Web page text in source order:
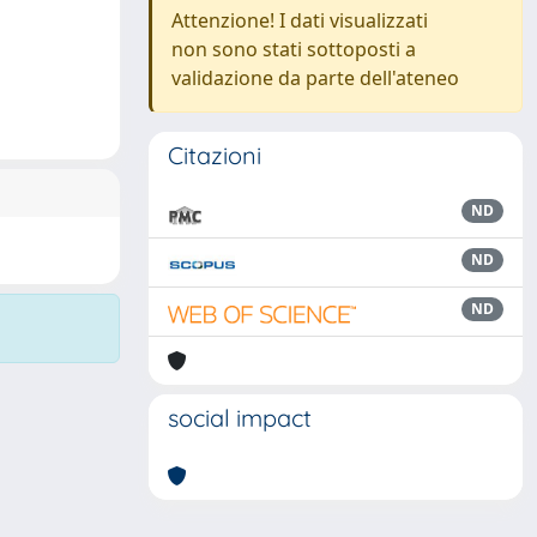
Attenzione! I dati visualizzati
non sono stati sottoposti a
validazione da parte dell'ateneo
Citazioni
ND
ND
ND
social impact